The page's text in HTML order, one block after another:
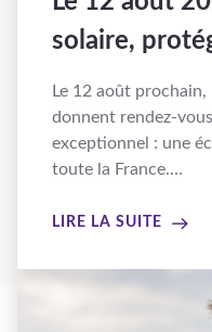
solaire,
Le 12 août
donnent rendez-
exceptionnel : une
toute la France.…
LIRE LA SUITE